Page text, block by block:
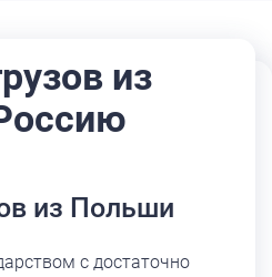
из
из Польши
с достаточно